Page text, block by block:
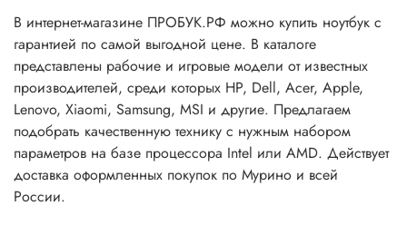
В интернет-магазине ПРОБУК.РФ можно купить ноутбук с
гарантией по самой выгодной цене. В каталоге
представлены рабочие и игровые модели от известных
производителей, среди которых HP, Dell, Acer, Apple,
Lenovo, Xiaomi, Samsung, MSI и другие. Предлагаем
подобрать качественную технику с нужным набором
параметров на базе процессора Intel или AMD. Действует
доставка оформленных покупок по Мурино и всей
России.